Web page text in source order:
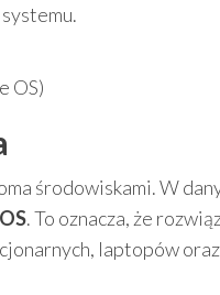
OS)
środowiskami. W
. To oznacza, że
laptopów oraz